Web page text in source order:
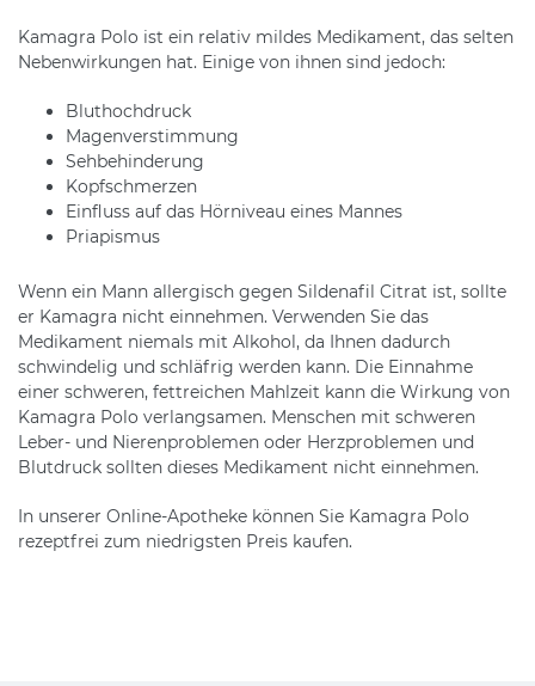
Kamagra Polo ist ein relativ mildes Medikament, das selten
Nebenwirkungen hat. Einige von ihnen sind jedoch:
Bluthochdruck
Magenverstimmung
Sehbehinderung
Kopfschmerzen
Einfluss auf das Hörniveau eines Mannes
Priapismus
Wenn ein Mann allergisch gegen Sildenafil Citrat ist, sollte
er Kamagra nicht einnehmen. Verwenden Sie das
Medikament niemals mit Alkohol, da Ihnen dadurch
schwindelig und schläfrig werden kann. Die Einnahme
einer schweren, fettreichen Mahlzeit kann die Wirkung von
Kamagra Polo verlangsamen. Menschen mit schweren
Leber- und Nierenproblemen oder Herzproblemen und
Blutdruck sollten dieses Medikament nicht einnehmen.
In unserer Online-Apotheke können Sie Kamagra Polo
rezeptfrei zum niedrigsten Preis kaufen.